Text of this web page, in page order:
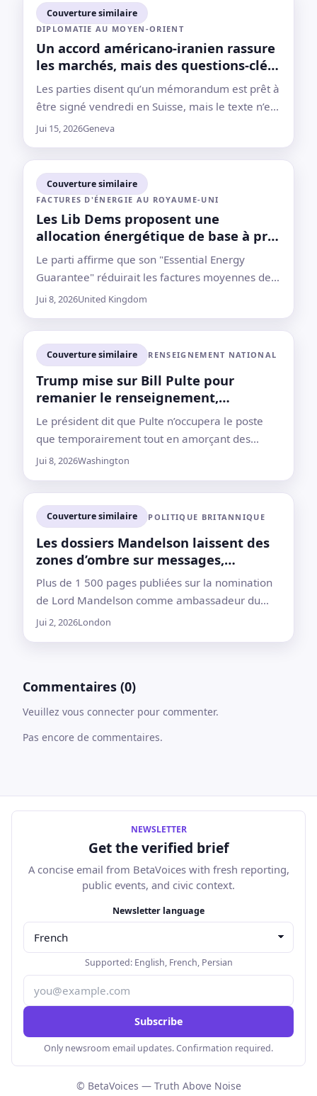
Couverture similaire
DIPLOMATIE AU MOYEN-ORIENT
Un accord américano-iranien rassure
les marchés, mais des questions-clés
persistent
Les parties disent qu’un mémorandum est prêt à
être signé vendredi en Suisse, mais le texte n’est
pas publié, le détroit d’Hormuz n’est pas encore
Jui 15, 2026Geneva
Couverture similaire
FACTURES D'ÉNERGIE AU ROYAUME-UNI
Les Lib Dems proposent une
allocation énergétique de base à prix
réduit pour tous les ménages
Le parti affirme que son "Essential Energy
Guarantee" réduirait les factures moyennes de
£100 par an, avec des économies plus
Jui 8, 2026United Kingdom
Couverture similaire RENSEIGNEMENT NATIONAL
Trump mise sur Bill Pulte pour
remanier le renseignement,
déclenchant une bataille sur ses
qualifications
Le président dit que Pulte n’occupera le poste
que temporairement tout en amorçant des
réductions au bureau du directeur du
deux partis s’interrogent sur son manque
d’expérience en sécurité nationale
Jui 8, 2026Washington
Couverture similaire POLITIQUE BRITANNIQUE
Les dossiers Mandelson laissent des
zones d’ombre sur messages,
vérifications et Epstein
Plus de 1 500 pages publiées sur la nomination
de Lord Mandelson comme ambassadeur du
Royaume‑Uni aux États‑Unis, mais des
Jui 2, 2026London
Commentaires (0)
Veuillez vous connecter pour commenter.
Pas encore de commentaires.
NEWSLETTER
Get the verified brief
A concise email from BetaVoices with fresh reporting,
public events, and civic context.
Newsletter language
Supported: English, French, Persian
Subscribe
Only newsroom email updates. Confirmation required.
© BetaVoices — Truth Above Noise